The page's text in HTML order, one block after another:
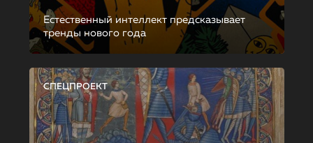
Естественный интеллект предсказывает
тренды нового года
СПЕЦПРОЕКТ